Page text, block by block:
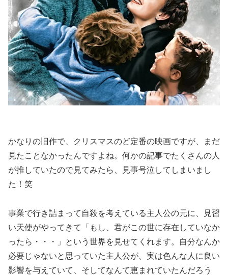
かなりの旧作で、クリスマスのど定番の映画ですが、まだ
見たことなかったんですよね。何かの記事でたくさんの人
が推していたので見てみたら、見事号泣してしまいまし
た！笑
事業で行き詰まって自殺を考えている主人公の元に、見習
い天使がやってきて「もし、君がこの世に存在していなか
ったら・・・」という世界を見せてくれます。自分なんか
必要じゃないと思っていた主人公が、実は色んな人に良い
影響を与えていて、そしてなんて恵まれていたんだろう